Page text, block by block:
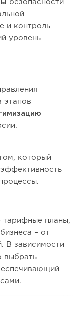
безопасности
и контроль
уровень
этапов
который
тарифные планы,
– от
В зависимости
выбрать